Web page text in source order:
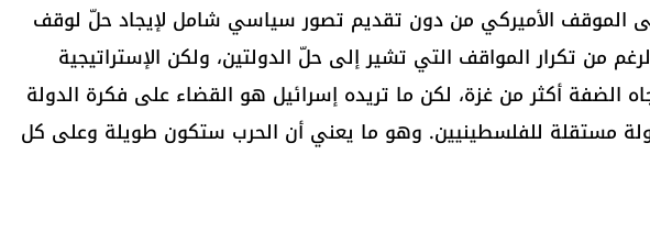
الموقف الأميركي من دون تقديم تصور سياسي شامل لإيجاد حلّ لوقف
من تكرار المواقف التي تشير إلى حلّ الدولتين، ولكن الإستراتيجية
الضفة أكثر من غزة، لكن ما تريده إسرائيل هو القضاء على فكرة الدولة
دولة مستقلة للفلسطينيين. وهو ما يعني أن الحرب ستكون طويلة وعلى كل